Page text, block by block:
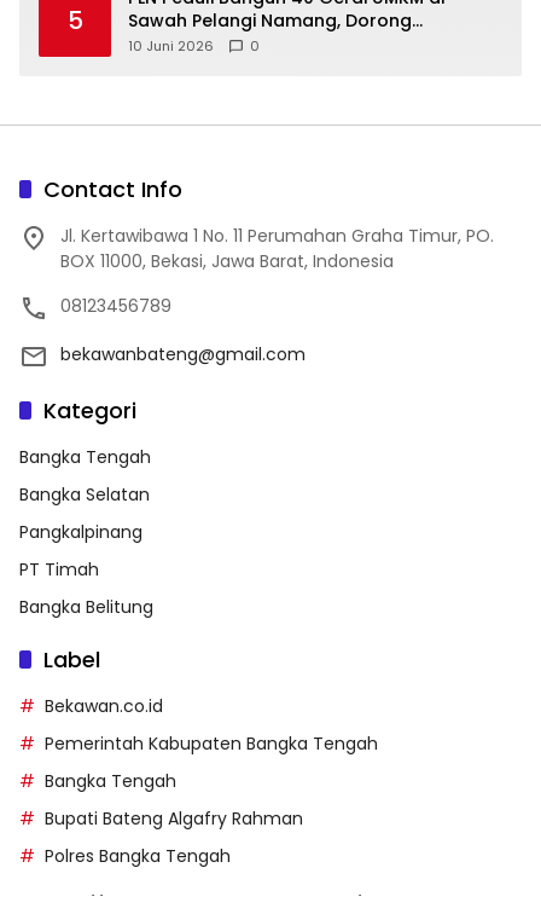
5
Sawah Pelangi Namang, Dorong
10 Juni 2026 0
Contact Info
Jl. Kertawibawa 1 No. 11 Perumahan Graha Timur, PO.
BOX 11000, Bekasi, Jawa Barat, Indonesia
08123456789
bekawanbateng@gmail.com
Kategori
Bangka Tengah
Bangka Selatan
Pangkalpinang
PT Timah
Bangka Belitung
Label
Bekawan.co.id
Pemerintah Kabupaten Bangka Tengah
Bangka Tengah
Bupati Bateng Algafry Rahman
Polres Bangka Tengah